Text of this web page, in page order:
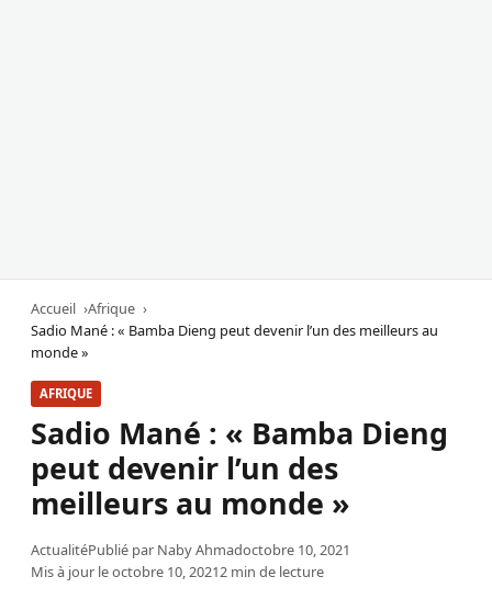
Accueil
Afrique
Sadio Mané : « Bamba Dieng peut devenir l’un des meilleurs au
monde »
AFRIQUE
Sadio Mané : « Bamba Dieng
peut devenir l’un des
meilleurs au monde »
ActualitéPublié par Naby Ahmadoctobre 10, 2021
Mis à jour le octobre 10, 20212 min de lecture